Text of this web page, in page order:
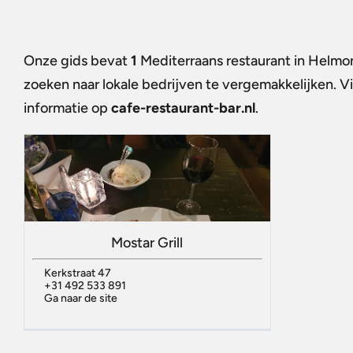
Onze gids bevat1 Mediterraans restaurant in
zoeken naar lokale bedrijven te vergemakkelijken.
informatie op cafe-restaurant-bar.nl.
Mostar Grill
Kerkstraat 47
+31 492 533 891
Ga naar de site